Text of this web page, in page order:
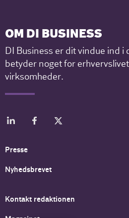
OM DI BUSINESS
DI Business er dit vindue ind i
betyder noget for
virksomheder.
Presse
Nyhedsbrevet
Kontakt redaktionen